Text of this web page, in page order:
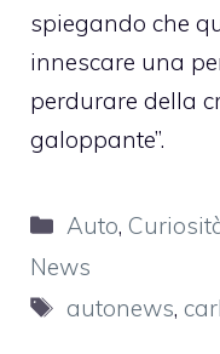
spiegando che
innescare una
perdurare della
galoppante”.
Categorie
Auto,
News
Tag
autonews,